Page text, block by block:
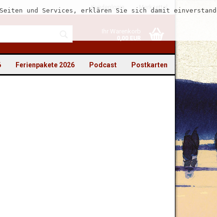
Kundenlogin Merkzettel
Ihr Warenkorb
0,00 EUR
und Services, erklären Sie sich damit
Postkarten
Podcast
Ferienpakete 2026